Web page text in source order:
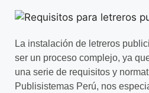
La instalación de letreros
ser un proceso complejo, ya
una serie de requisitos y
Publisistemas Perú, nos